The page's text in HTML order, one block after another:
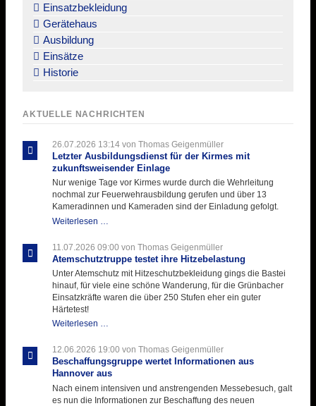
Einsatzbekleidung
Gerätehaus
Ausbildung
Einsätze
Historie
AKTUELLE NACHRICHTEN
26.07.2026 13:14von Thomas Geigenmüller
Letzter Ausbildungsdienst für der Kirmes mit
zukunftsweisender Einlage
Nur wenige Tage vor Kirmes wurde durch die Wehrleitung
nochmal zur Feuerwehrausbildung gerufen und über 13
Kameradinnen und Kameraden sind der Einladung gefolgt.
Weiterlesen …
für
der
Kirmes
mit
zukunftsweisender
11.07.2026 09:00 von Thomas Geigenmüller
Atemschutztruppe testet ihre Hitzebelastung
Unter Atemschutz mit Hitzeschutzbekleidung gings die Bastei
hinauf, für viele eine schöne Wanderung, für die Grünbacher
Einsatzkräfte waren die über 250 Stufen eher ein guter
Härtetest!
Weiterlesen …
ihre
Hitzebelastung
12.06.2026 19:00 von Thomas Geigenmüller
Beschaffungsgruppe wertet Informationen aus
Hannover aus
Nach einem intensiven und anstrengenden Messebesuch, galt
es nun die Informationen zur Beschaffung des neuen